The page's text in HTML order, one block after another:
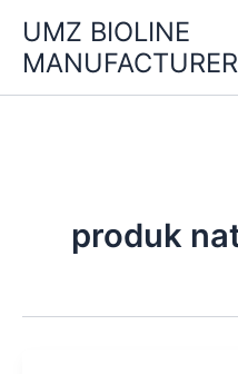
content
UMZ BIOLINE
produk